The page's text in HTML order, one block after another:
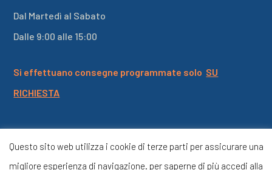
Dal Martedì al Sabato
Dalle 9:00 alle 15:00
Si effettuano consegne programmate solo SU
RICHIESTA
©Copyright 2020 -Powered by Menuder Communication
Questo sito web utilizza i cookie di terze parti per assicurare una
migliore esperienza di navigazione. per saperne di più accedi alla